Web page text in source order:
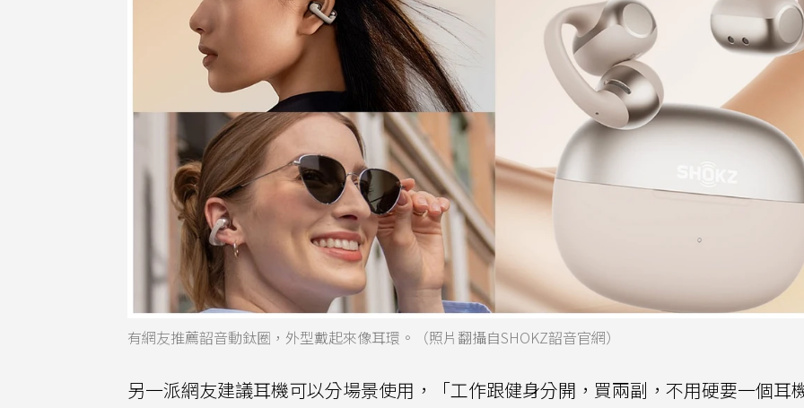
有網友推薦韶音動鈦圈，外型戴起來像耳環。（照片翻攝自SHOKZ韶音官網）
另一派網友建議耳機可以分場景使用，「工作跟健身分開，買兩副，不用硬要一個耳